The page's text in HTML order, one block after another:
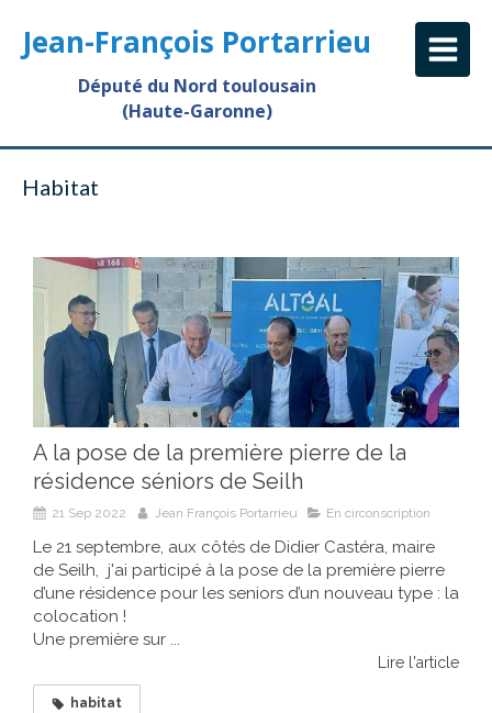
Jean-François Portarrieu
Député du Nord toulousain
(Haute-Garonne)
Habitat
A la pose de la première pierre de la
résidence séniors de Seilh
21 Sep 2022 Jean François Portarrieu En circonscription
Le 21 septembre, aux côtés de Didier Castéra, maire
de Seilh, j'ai participé à la pose de la première pierre
d’une résidence pour les seniors d’un nouveau type : la
colocation !
Une première sur ...
Lire l'article
habitat